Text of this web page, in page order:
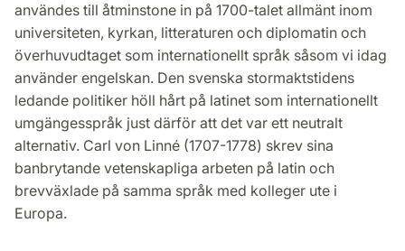
användes till åtminstone in på 1700-talet allmänt inom
universiteten, kyrkan, litteraturen och diplomatin och
överhuvudtaget som internationellt språk såsom vi idag
använder engelskan. Den svenska stormaktstidens
ledande politiker höll hårt på latinet som internationellt
umgängesspråk just därför att det var ett neutralt
alternativ. Carl von Linné (1707-1778) skrev sina
banbrytande vetenskapliga arbeten på latin och
brevväxlade på samma språk med kolleger ute i
Europa.